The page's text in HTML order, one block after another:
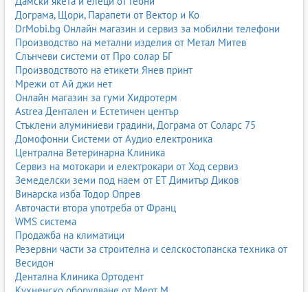
Дограма, Щори, Парапети от Вектор и Ко
DrMobi.bg Онлайн магазин и сервиз за мобилни телефони
Производство на метални изделия от Метал Митев
Слънчеви системи от Про солар БГ
Производството на етикети Янев принт
Мрежи от Ай джи нет
Онлайн магазин за гуми Хидротерм
Astrea Дентален и Естетичен център
Стъклени алуминиеви градини, Дограма от Соларс 75
Домофонни Системи от Аудио електроника
Централна Ветеринарна Клиника
Сервиз на мотокари и електрокари от Ход сервиз
Земеделски земи под наем от ЕТ Димитър Диков
Винарска изба Тодор Опрев
Авточасти втора употреба от Франц
WMS система
Продажба на климатици
Резервни части за строителна и селскостопанска техника от
Весидон
Дентална Клиника Ортодент